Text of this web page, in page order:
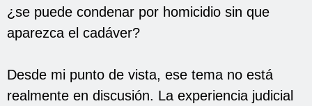
¿se puede condenar por homicidio sin que
aparezca el cadáver?
Desde mi punto de vista, ese tema no está
realmente en discusión. La experiencia judicial